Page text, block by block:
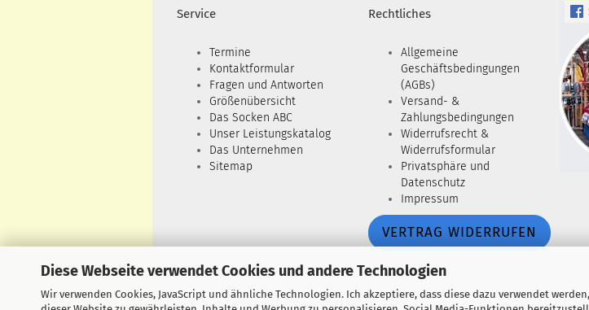
Diese Webseite verwendet Cookies und andere Technologien
Wir verwenden Cookies, JavaScript und ähnliche Technologien. Ich akzeptiere, dass diese dazu verwendet
Service
Termine
Kontaktformular
Fragen und Antworten
Größenübersicht
Das Socken ABC
Unser Leistungskatalog
Das Unternehmen
Sitemap
Rechtliches
Allgemeine
Geschäftsbedingungen
(AGBs)
Versand- &
Zahlungsbedingungen
Widerrufsrecht &
Widerrufsformular
Privatsphäre und
Datenschutz
Impressum
VERTRAG WIDERRUFEN